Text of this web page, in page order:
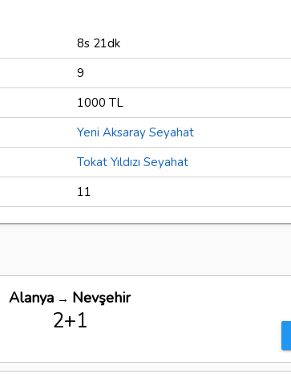
8s 21dk
9
1000 TL
Yeni Aksaray Seyahat
Tokat Yıldızı Seyahat
11
Alanya → Nevşehir
2+1